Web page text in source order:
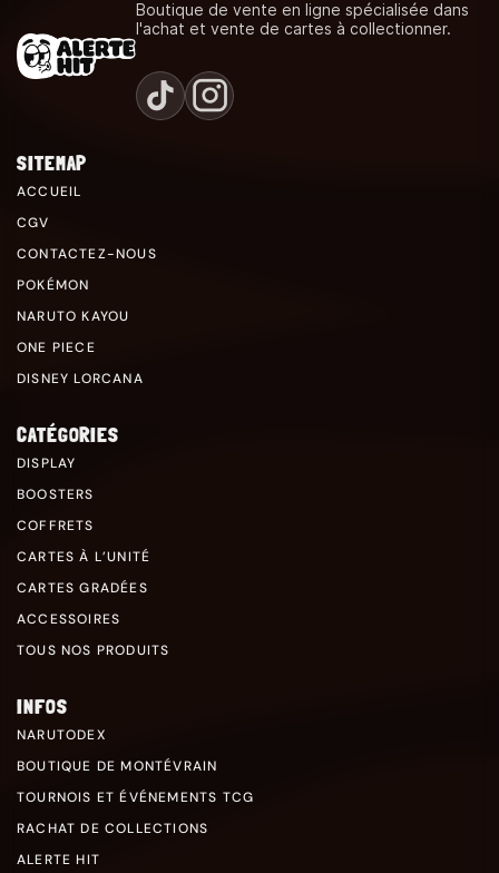
Boutique de vente en ligne spécialisée dans
l'achat et vente de cartes à collectionner.
SITEMAP
ACCUEIL
CGV
CONTACTEZ-NOUS
POKÉMON
NARUTO KAYOU
ONE PIECE
DISNEY LORCANA
CATÉGORIES
DISPLAY
BOOSTERS
COFFRETS
CARTES À L’UNITÉ
CARTES GRADÉES
ACCESSOIRES
TOUS NOS PRODUITS
INFOS
NARUTODEX
BOUTIQUE DE MONTÉVRAIN
TOURNOIS ET ÉVÉNEMENTS TCG
RACHAT DE COLLECTIONS
ALERTE HIT